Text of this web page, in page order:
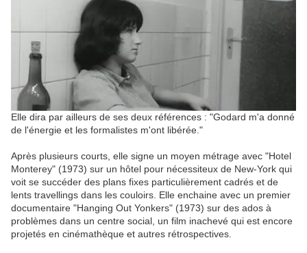
Elle dira par ailleurs de ses deux références : "Godard m'a donné
de l'énergie et les formalistes m'ont libérée."
Après plusieurs courts, elle signe un moyen métrage avec "Hotel
Monterey" (1973) sur un hôtel pour nécessiteux de New-York qui
voit se succéder des plans fixes particulièrement cadrés et de
lents travellings dans les couloirs. Elle enchaine avec un premier
documentaire "Hanging Out Yonkers" (1973) sur des ados à
problèmes dans un centre social, un film inachevé qui est encore
projetés en cinémathèque et autres rétrospectives.